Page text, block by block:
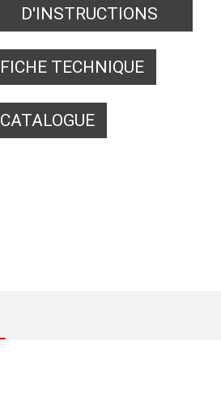
D'INSTRUCTIONS
FICHE TECHNIQUE
CATALOGUE